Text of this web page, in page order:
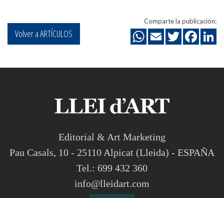
Volver a ARTÍCULOS
Comparte la publicación:
Editorial & Art Marketing
Pau Casals, 10 - 25110 Alpicat (Lleida) - ESPAÑA
Tel.: 699 432 360
info@lleidart.com